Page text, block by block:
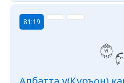
81:19